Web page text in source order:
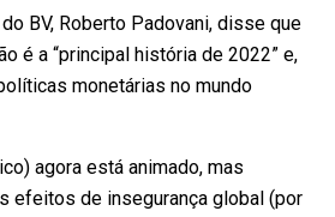
BV, Roberto Padovani, disse que
é a “principal história de 2022” e,
monetárias no mundo
agora está animado, mas
efeitos de insegurança global (por